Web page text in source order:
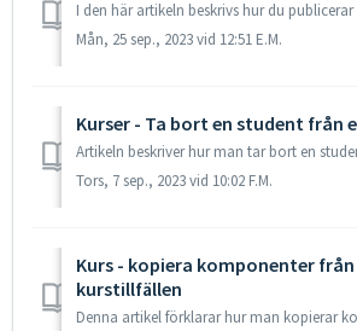
Mån, 25 sep., 2023 vid 12:51 E.M.
Kurser - Ta bort en student från
Tors, 7 sep., 2023 vid 10:02 F.M.
Kurs - kopiera komponenter
kurstillfällen